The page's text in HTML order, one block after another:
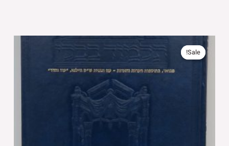
Sale!
Sale!
המחיר
המקורי
היה:
145.00 ₪.
הנוכחי
הוא:
130.00 ₪.